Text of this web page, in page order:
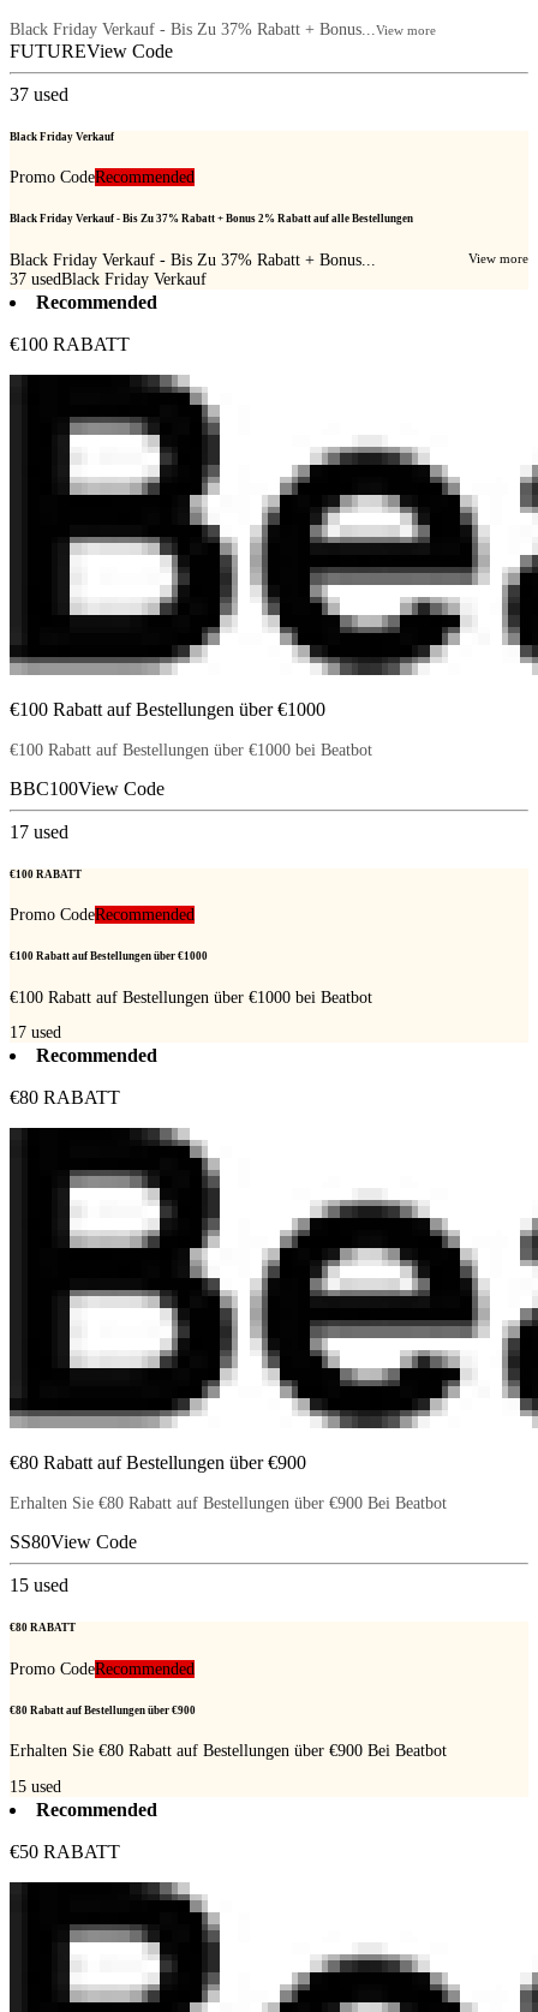
Black Friday Verkauf - Bis Zu 37% Rabatt + Bonus... View more
FUTUREView Code
37 used
Black Friday Verkauf
Promo CodeRecommended
Black Friday Verkauf - Bis Zu 37% Rabatt + Bonus 2% Rabatt auf alle Bestellungen
Black Friday Verkauf - Bis Zu 37% Rabatt + Bonus... View more
37 usedBlack Friday Verkauf
Recommended
€100 RABATT
€100 Rabatt auf Bestellungen über €1000
€100 Rabatt auf Bestellungen über €1000 bei Beatbot
BBC100View Code
17 used
€100 RABATT
Promo CodeRecommended
€100 Rabatt auf Bestellungen über €1000
€100 Rabatt auf Bestellungen über €1000 bei Beatbot
17 used
Recommended
€80 RABATT
€80 Rabatt auf Bestellungen über €900
Erhalten Sie €80 Rabatt auf Bestellungen über €900 Bei Beatbot
SS80View Code
15 used
€80 RABATT
Promo CodeRecommended
€80 Rabatt auf Bestellungen über €900
Erhalten Sie €80 Rabatt auf Bestellungen über €900 Bei Beatbot
15 used
Recommended
€50 RABATT